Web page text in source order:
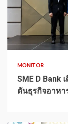
1 min read
MONITOR
SME D Bank
ดันธุรกิจอาหา